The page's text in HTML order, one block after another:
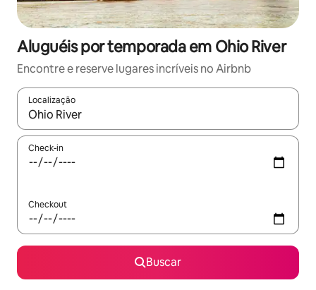
Aluguéis por temporada em Ohio River
Encontre e reserve lugares incríveis no Airbnb
Localização
Quando os resultados estiverem disponíveis, explore-os
Check-in
Checkout
Buscar